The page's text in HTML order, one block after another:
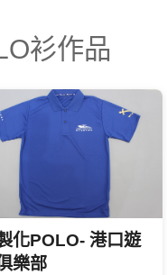
衫作品
化POLO- 港口遊
樂部